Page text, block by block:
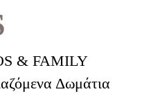
& FAMILY
Δωμάτια